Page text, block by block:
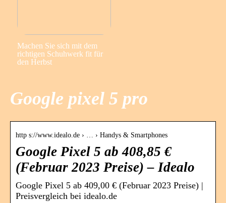
Machen Sie sich mit dem
richtigen Schuhwerk fit für
den Herbst
Google pixel 5 pro
http s://www.idealo.de › … › Handys & Smartphones
Google Pixel 5 ab 408,85 €
(Februar 2023 Preise) – Idealo
Google Pixel 5 ab 409,00 € (Februar 2023 Preise) |
Preisvergleich bei idealo.de